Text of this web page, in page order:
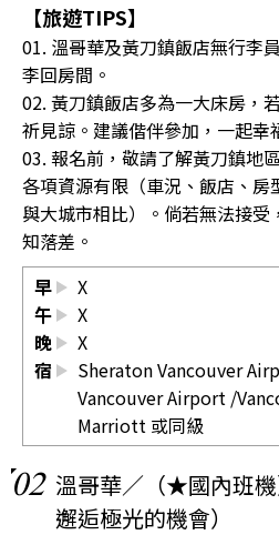
【旅遊TIPS】
01. 溫哥華及黃刀鎮飯店無行李
李回房間。
02. 黃刀鎮飯店多為一大床房，
祈見諒。建議偕伴參加，一起幸
03. 報名前，敬請了解黃刀鎮地
各項資源有限（車況、飯店、
與大城市相比）。倘若無法接
知落差。
早
X
午
X
晚
X
宿
Sheraton Vancouver
Vancouver Airport /
Marriott 或同級
02 溫哥華／（★國內班
邂逅極光的機會）